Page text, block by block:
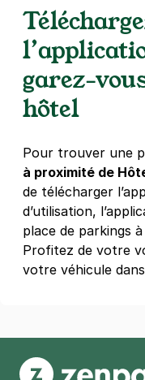
22
5,60 €/heure ,38,08 €/
(tarifs dégressifs)
Réserver
12
4,5
4 € /heure 36 €/jour,
garez-
hôtel
Pour trouver une
à proximité de
de télécharger
d’utilisation,
place de parkings
Profitez de votre
votre véhicule